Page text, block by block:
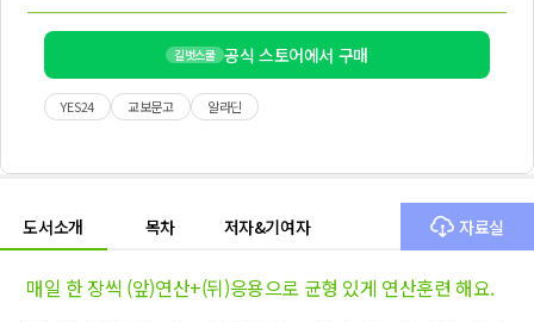
길벗스쿨 공식 스토어에서 구매
YES24 교보문고 알라딘
도서소개 목차 저자&기여자 자료실
매일 한 장씩 (앞)연산+(뒤)응용으로 균형 있게 연산훈련 해요.